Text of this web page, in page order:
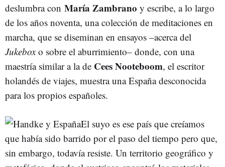
deslumbra con María Zambrano y escribe, a lo largo
de los años noventa, una colección de meditaciones en
marcha, que se diseminan en ensayos –acerca del
Jukeboxo sobre el aburrimiento– donde, con una
maestría similar a la de Cees Nooteboom, el escritor
holandés de viajes, muestra una España desconocida
para los propios españoles.
El suyo es ese país que creíamos
que había sido barrido por el paso del tiempo pero que,
sin embargo, todavía resiste. Un territorio geográfico y